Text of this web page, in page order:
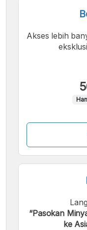
Akses lebih
“Pasokan
ke